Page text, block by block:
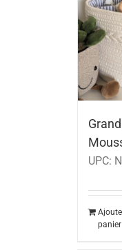
UPC:
panier